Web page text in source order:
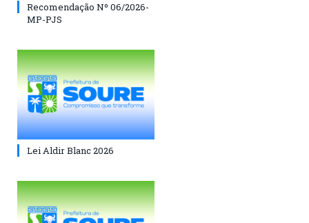
Recomendação Nº 06/2026-
MP-PJS
Lei Aldir Blanc 2026